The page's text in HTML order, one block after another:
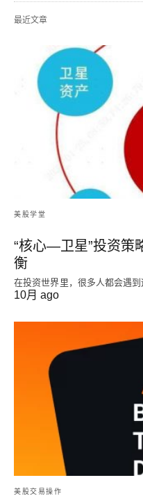
最近文章
美股学堂
“核心—卫星”投资策
衡
在投资世界里，很多人都会遇
10月 ago
美股交易操作